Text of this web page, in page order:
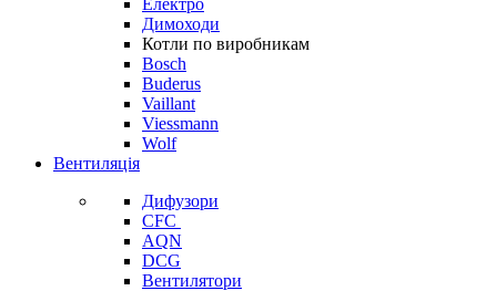
Електро
Димоходи
Котли по виробникам
Bosch
Buderus
Vaillant
Viessmann
Wolf
Вентиляція
Дифузори
CFC
AQN
DCG
Вентилятори